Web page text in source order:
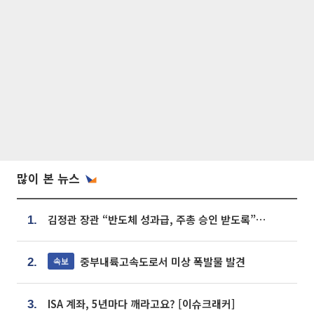
많이 본 뉴스
1. 김정관 장관 “반도체 성과급, 주총 승인 받도록”…상법·자본시장법 개정 시사
2. 속보 중부내륙고속도로서 미상 폭발물 발견
3. ISA 계좌, 5년마다 깨라고요? [이슈크래커]